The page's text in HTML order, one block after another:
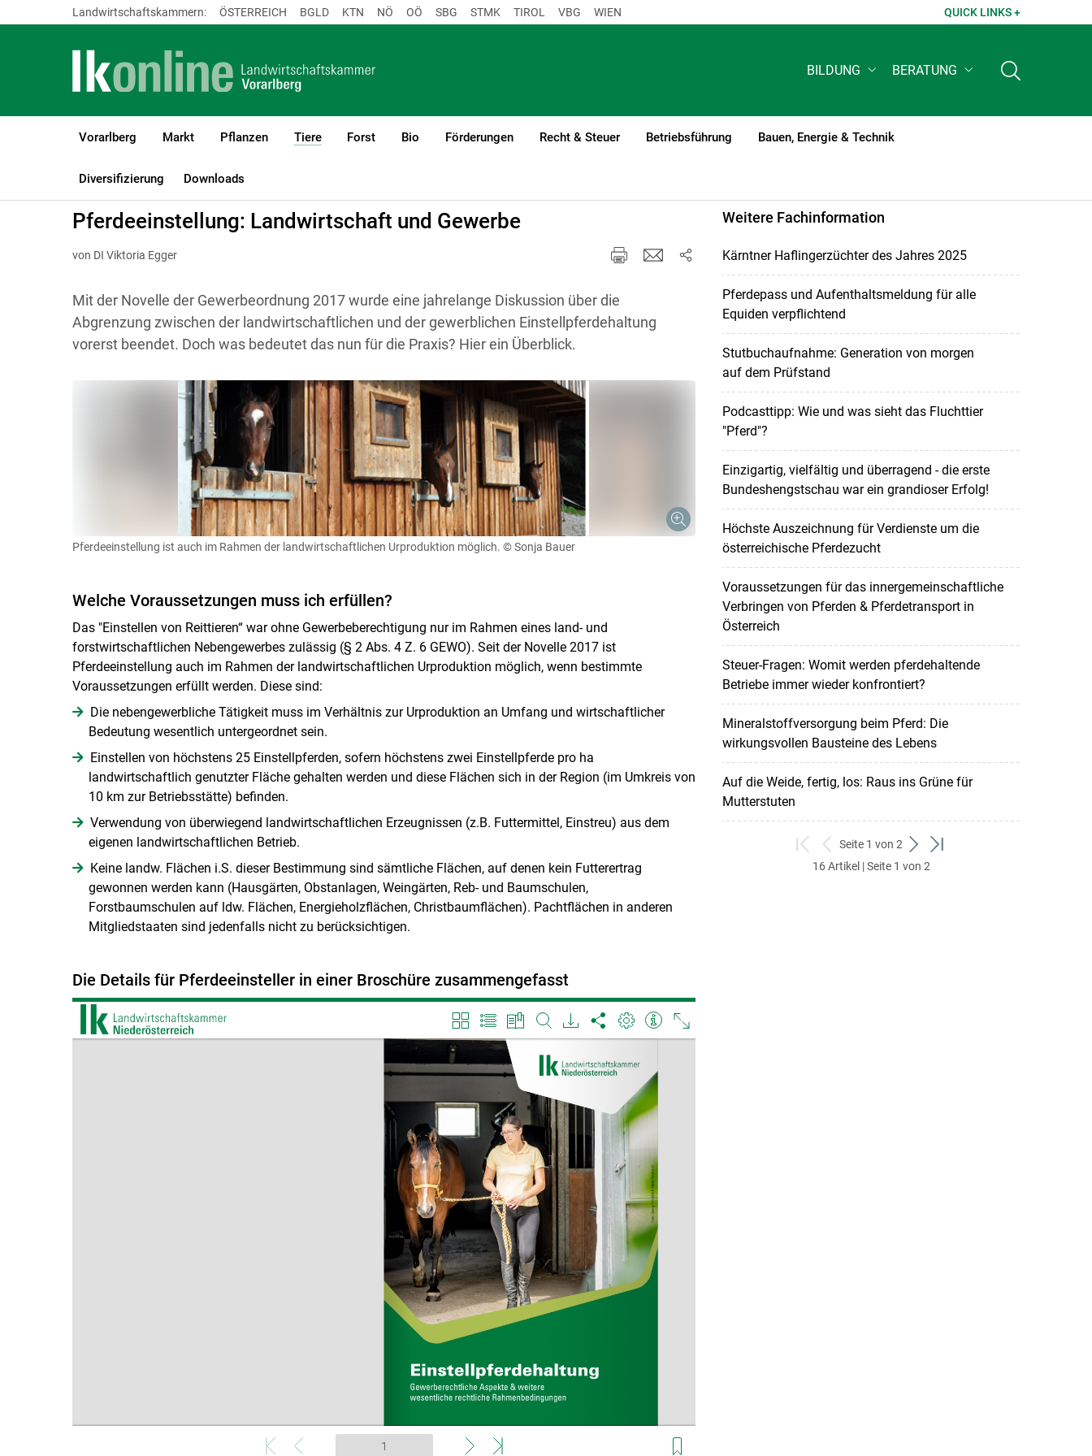
Landwirtschaftskammern: ÖSTERREICH BGLD KTN NÖ OÖ SBG STMK TIROL VBG WIEN QUICK LINKS +
BILDUNG BERATUNG
Vorarlberg Markt Pflanzen Tiere
(current)1
Forst Bio Förderungen Recht & Steuer Betriebsführung Bauen, Energie & Technik
Diversifizierung Downloads
LK Vorarlberg Tiere Pferde
Pferdeeinstellung: Landwirtschaft und Gewerbe
von DI Viktoria Egger
Mit der Novelle der Gewerbeordnung 2017 wurde eine jahrelange Diskussion über die
Abgrenzung zwischen der landwirtschaftlichen und der gewerblichen Einstellpferdehaltung
vorerst beendet. Doch was bedeutet das nun für die Praxis? Hier ein Überblick.
Pferdeeinstellung ist auch im Rahmen der landwirtschaftlichen Urproduktion möglich. © Sonja Bauer
Welche Voraussetzungen muss ich erfüllen?
Das "Einstellen von Reittieren“ war ohne Gewerbeberechtigung nur im Rahmen eines land- und
forstwirtschaftlichen Nebengewerbes zulässig (§ 2 Abs. 4 Z. 6 GEWO). Seit der Novelle 2017 ist
Pferdeeinstellung auch im Rahmen der landwirtschaftlichen Urproduktion möglich, wenn bestimmte
Voraussetzungen erfüllt werden. Diese sind:
Die nebengewerbliche Tätigkeit muss im Verhältnis zur Urproduktion an Umfang und wirtschaftlicher
Bedeutung wesentlich untergeordnet sein.
Einstellen von höchstens 25 Einstellpferden, sofern höchstens zwei Einstellpferde pro ha
landwirtschaftlich genutzter Fläche gehalten werden und diese Flächen sich in der Region (im Umkreis von
10 km zur Betriebsstätte) befinden.
Verwendung von überwiegend landwirtschaftlichen Erzeugnissen (z.B. Futtermittel, Einstreu) aus dem
eigenen landwirtschaftlichen Betrieb.
Keine landw. Flächen i.S. dieser Bestimmung sind sämtliche Flächen, auf denen kein Futterertrag
gewonnen werden kann (Hausgärten, Obstanlagen, Weingärten, Reb- und Baumschulen,
Forstbaumschulen auf ldw. Flächen, Energieholzflächen, Christbaumflächen). Pachtflächen in anderen
Mitgliedstaaten sind jedenfalls nicht zu berücksichtigen.
Die Details für Pferdeeinsteller in einer Broschüre zusammengefasst
Weitere Fachinformation
Kärntner Haflingerzüchter des Jahres 2025
Pferdepass und Aufenthaltsmeldung für alle
Equiden verpflichtend
Stutbuchaufnahme: Generation von morgen
auf dem Prüfstand
Podcasttipp: Wie und was sieht das Fluchttier
"Pferd"?
Einzigartig, vielfältig und überragend - die erste
Bundeshengstschau war ein grandioser Erfolg!
Höchste Auszeichnung für Verdienste um die
österreichische Pferdezucht
Voraussetzungen für das innergemeinschaftliche
Verbringen von Pferden & Pferdetransport in
Österreich
Steuer-Fragen: Womit werden pferdehaltende
Betriebe immer wieder konfrontiert?
Mineralstoffversorgung beim Pferd: Die
wirkungsvollen Bausteine des Lebens
Auf die Weide, fertig, los: Raus ins Grüne für
Mutterstuten
zum
ersten
zurück
zum
Seite 1 von 2
weiter
zum
zum
16 Artikel | Seite 1 von 2